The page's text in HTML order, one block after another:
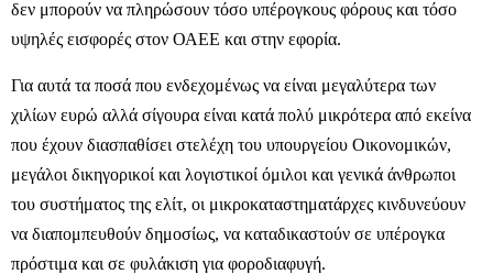
δεν μπορούν να πληρώσουν τόσο υπέρογκους φόρους και τόσο
υψηλές εισφορές στον ΟΑΕΕ και στην εφορία.
Για αυτά τα ποσά που ενδεχομένως να είναι μεγαλύτερα των
χιλίων ευρώ αλλά σίγουρα είναι κατά πολύ μικρότερα από εκείνα
που έχουν διασπαθίσει στελέχη του υπουργείου Οικονομικών,
μεγάλοι δικηγορικοί και λογιστικοί όμιλοι και γενικά άνθρωποι
του συστήματος της ελίτ, οι μικροκαταστηματάρχες κινδυνεύουν
να διαπομπευθούν δημοσίως, να καταδικαστούν σε υπέρογκα
πρόστιμα και σε φυλάκιση για φοροδιαφυγή.